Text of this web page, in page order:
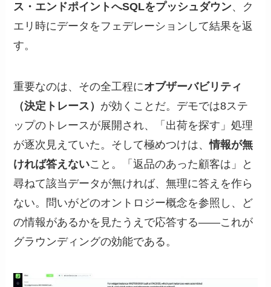
ス・エンドポイントへSQLをプッシュダウン、ク
エリ時にデータをフェデレーションして結果を返
す。
重要なのは、その全工程にオブザーバビリティ
（決定トレース） が効くことだ。デモでは8ステ
ップのトレースが展開され、「出荷を探す」処理
が逐次見えていた。そして極めつけは、情報が無
ければ答えないこと。「返品のあった顧客は」と
尋ねて該当データが無ければ、無理に答えを作ら
ない。問いがどのオントロジー概念を参照し、ど
の情報があるかを見たうえで応答する——これが
グラウンディングの効能である。